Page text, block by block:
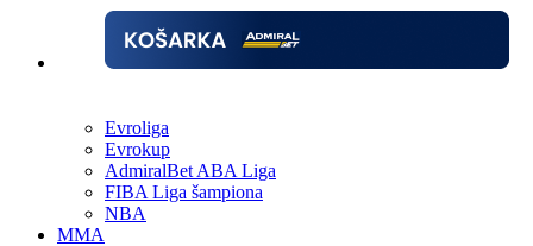
Evroliga
Evrokup
AdmiralBet ABA Liga
FIBA Liga šampiona
NBA
MMA